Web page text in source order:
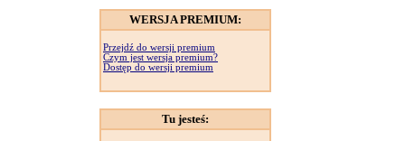
WERSJA PREMIUM:
Przejdź do wersji premium
Czym jest wersja premium?
Dostęp do wersji premium
Tu jesteś: